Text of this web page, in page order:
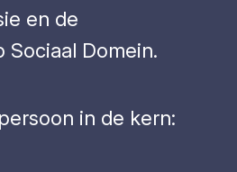
en de
Sociaal Domein.
in de kern: